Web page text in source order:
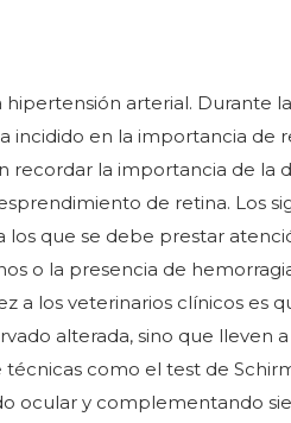
arterial. Durante
incidido en la importancia de
recordar la importancia de la
de retina. Los
que se debe prestar
o la presencia de
a los veterinarios clínicos es
alterada, sino que lleven
como el test de
ocular y complementando